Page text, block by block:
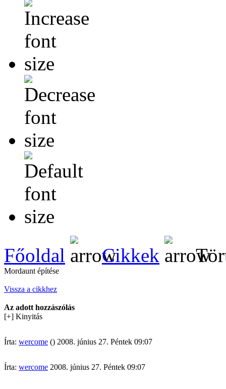
Főoldal Cikkek
Mordaunt építése
Vissza a cikkhez
Az adott hozzászólás
[+] Kinyitás
Írta: wercome () 2008. június 27. Péntek 09:07
Írta: wercome 2008. június 27. Péntek 09:07